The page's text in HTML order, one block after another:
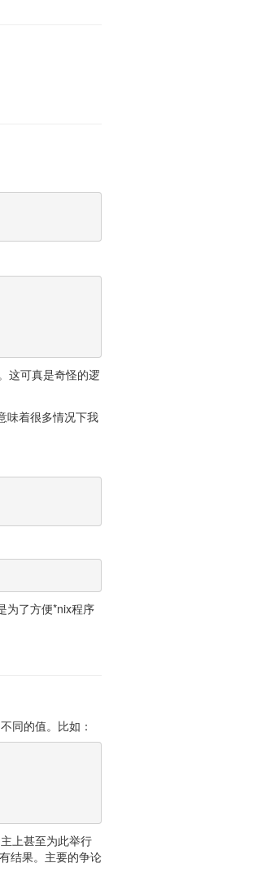
这可真是奇怪的逻
味着很多情况下我
为了方便*nix程序
同的值。比如：
上甚至为此举行
结果。主要的争论